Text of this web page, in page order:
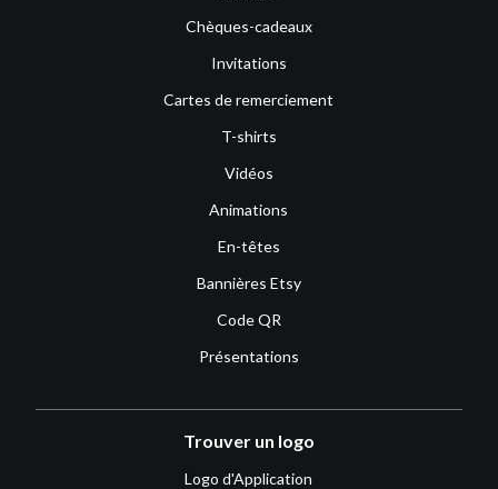
Chèques-cadeaux
Invitations
Cartes de remerciement
T-shirts
Vidéos
Animations
En-têtes
Bannières Etsy
Code QR
Présentations
Trouver un logo
Logo d'Application